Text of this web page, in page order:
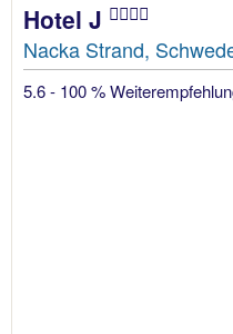
Hotel J
Nacka Strand,
5.6 - 100 %